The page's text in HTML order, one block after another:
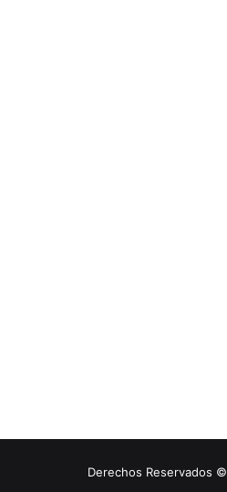
Derechos Reservados